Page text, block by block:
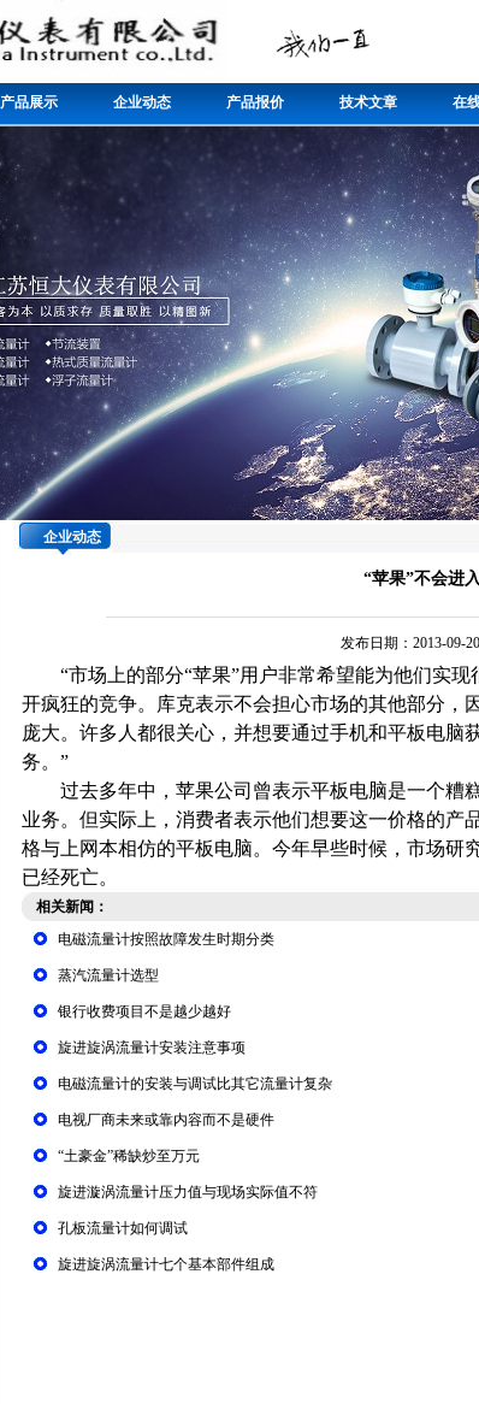
产品展示 企业动态 产品报价 技术文章 在
企业动态
“苹果”不会进
发布日期：2013-09-
“市场上的部分“苹果”用户非常希望能为他们实现
开疯狂的竞争。库克表示不会担心市场的其他部分，
庞大。许多人都很关心，并想要通过手机和平板电脑
务。”
过去多年中，苹果公司曾表示平板电脑是一个糟
业务。但实际上，消费者表示他们想要这一价格的产
格与上网本相仿的平板电脑。今年早些时候，市场研
已经死亡。
相关新闻：
电磁流量计按照故障发生时期分类
蒸汽流量计选型
银行收费项目不是越少越好
旋进旋涡流量计安装注意事项
电磁流量计的安装与调试比其它流量计复杂
电视厂商未来或靠内容而不是硬件
“土豪金”稀缺炒至万元
旋进漩涡流量计压力值与现场实际值不符
孔板流量计如何调试
旋进旋涡流量计七个基本部件组成